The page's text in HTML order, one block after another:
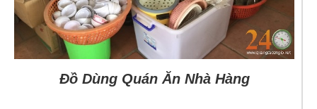
Đồ Dùng Quán Ăn Nhà Hàng